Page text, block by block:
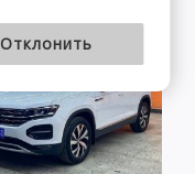
Отклонить